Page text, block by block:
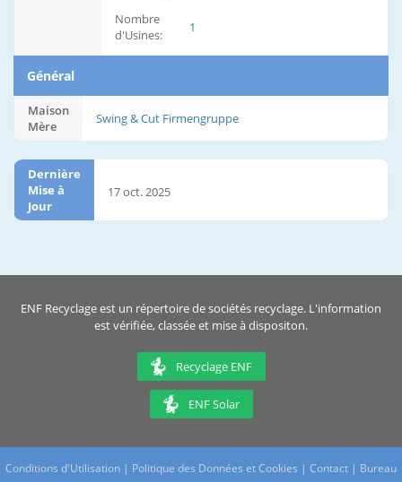
Nombre
d'Usines:
1
Général
Maison
Mère
Swing & Cut Firmengruppe
Dernière
Mise à
Jour
17 oct. 2025
ENF Recyclage est un répertoire de sociétés recyclage. L'information
est vérifiée, classée et mise à dispositon.
Recyclage ENF
ENF Solar
Conditions d'Utilisation | Politique des Données et Cookies | Contact | Bureau